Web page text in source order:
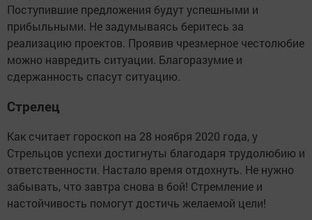
Поступившие предложения будут успешными и
прибыльными. Не задумываясь беритесь за
реализацию проектов. Проявив чрезмерное честолюбие
можно навредить ситуации. Благоразумие и
сдержанность спасут ситуацию.
Стрелец
Как считает гороскоп на 28 ноября 2020 года, у
Стрельцов успехи достигнуты благодаря трудолюбию и
ответственности. Настало время отдохнуть. Не нужно
забывать, что завтра снова в бой! Стремление и
настойчивость помогут достичь желаемой цели!